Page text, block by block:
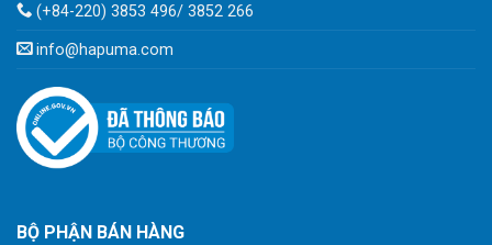
(+84-220) 3853 496/ 3852 266
info@hapuma.com
BỘ PHẬN BÁN HÀNG